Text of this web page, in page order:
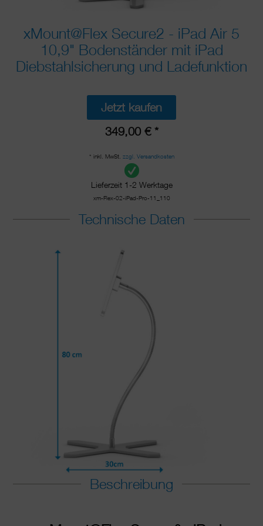
xMount@Flex Secure2 - iPad Air 5
10,9" Bodenständer mit iPad
Diebstahlsicherung und Ladefunktion
Jetzt kaufen
349,00 € *
* inkl. MwSt. zzgl. Versandkosten
Lieferzeit 1-2 Werktage
xm-Flex-02-iPad-Pro-11_110
Technische Daten
Beschreibung